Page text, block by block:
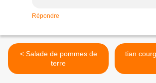
Répondre
< Salade de pommes de
terre